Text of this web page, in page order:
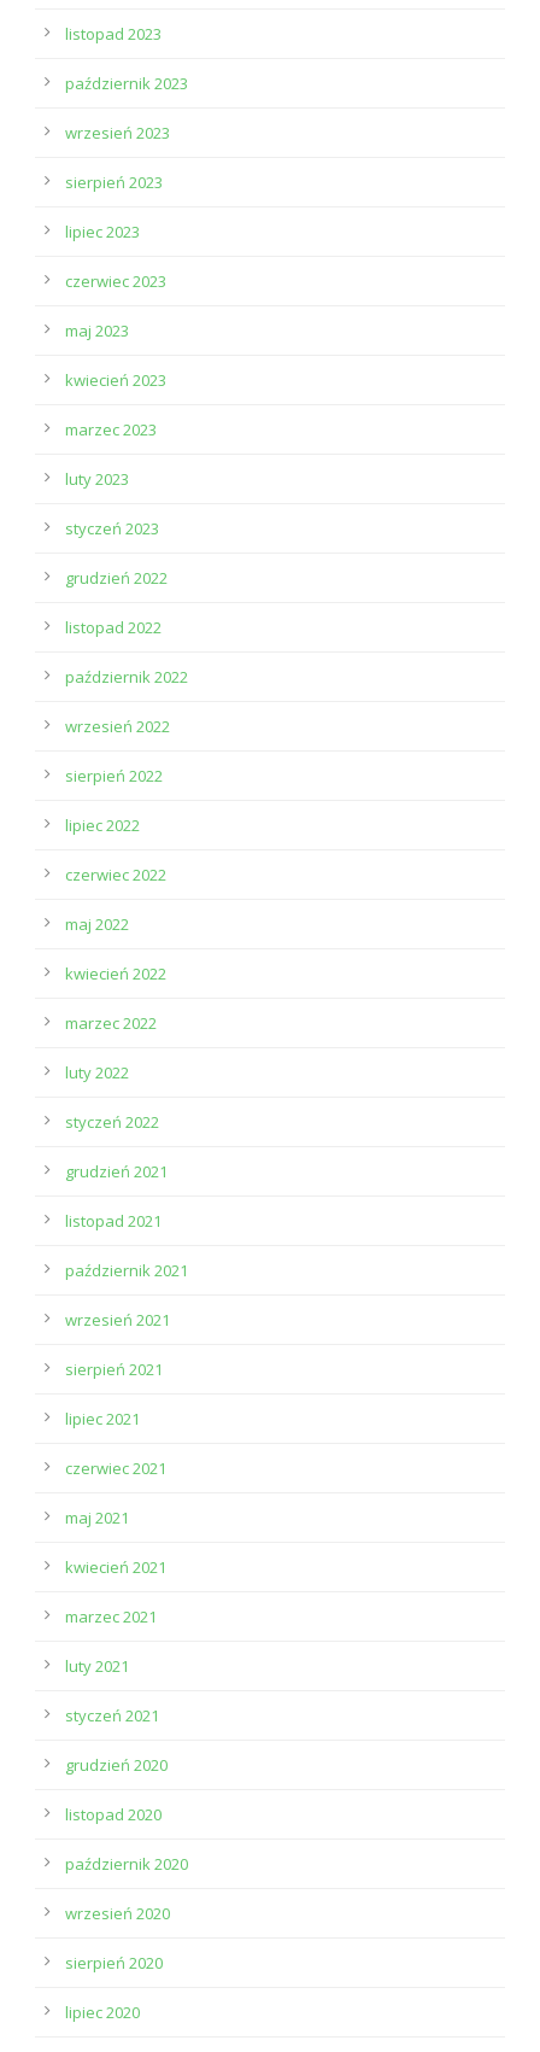
listopad 2023
październik 2023
wrzesień 2023
sierpień 2023
lipiec 2023
czerwiec 2023
maj 2023
kwiecień 2023
marzec 2023
luty 2023
styczeń 2023
grudzień 2022
listopad 2022
październik 2022
wrzesień 2022
sierpień 2022
lipiec 2022
czerwiec 2022
maj 2022
kwiecień 2022
marzec 2022
luty 2022
styczeń 2022
grudzień 2021
listopad 2021
październik 2021
wrzesień 2021
sierpień 2021
lipiec 2021
czerwiec 2021
maj 2021
kwiecień 2021
marzec 2021
luty 2021
styczeń 2021
grudzień 2020
listopad 2020
październik 2020
wrzesień 2020
sierpień 2020
lipiec 2020